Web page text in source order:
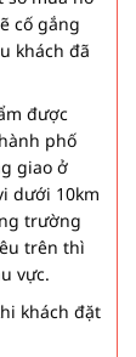
cố gắng
khách đã
được
phố
giao ở
dưới 10km
trường
trên thì
vực.
khách đặt